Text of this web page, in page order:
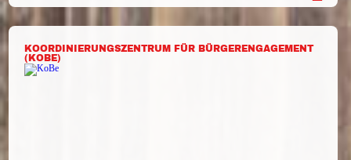
KOORDINIERUNGSZENTRUM FÜR BÜRGERENGAGEMENT
(KOBE)